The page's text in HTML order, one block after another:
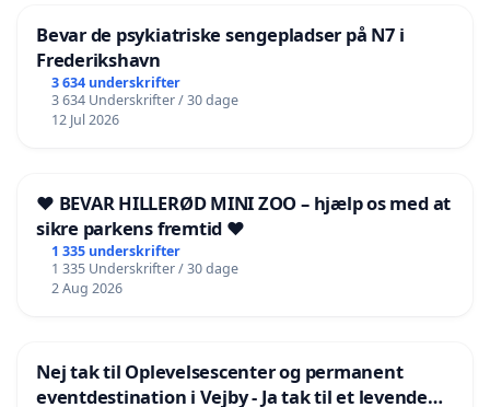
Bevar de psykiatriske sengepladser på N7 i
Frederikshavn
3 634 underskrifter
3 634 Underskrifter / 30 dage
12 Jul 2026
❤️ BEVAR HILLERØD MINI ZOO – hjælp os med at
sikre parkens fremtid ❤️
1 335 underskrifter
1 335 Underskrifter / 30 dage
2 Aug 2026
Nej tak til Oplevelsescenter og permanent
eventdestination i Vejby - Ja tak til et levende